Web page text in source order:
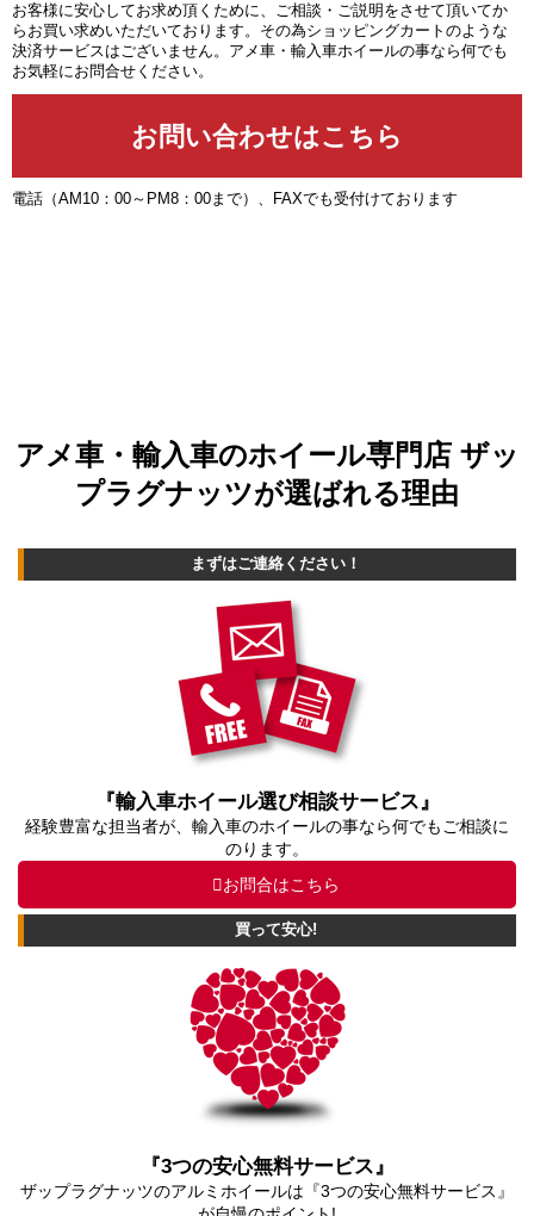
お客様に安心してお求め頂くために、ご相談・ご説明をさせて頂いてか
らお買い求めいただいております。その為ショッピングカートのような
決済サービスはございません。アメ車・輸入車ホイールの事なら何でも
お気軽にお問合せください。
電話（AM10：00～PM8：00まで）、FAXでも受付けております
アメ車・輸入車のホイール専門店 ザッ
プラグナッツが選ばれる理由
まずはご連絡ください！
『輸入車ホイール選び相談サービス』
経験豊富な担当者が、輸入車のホイールの事なら何でもご相談に
のります。
お問合はこちら
買って安心!
『3つの安心無料サービス』
ザップラグナッツのアルミホイールは『3つの安心無料サービス』